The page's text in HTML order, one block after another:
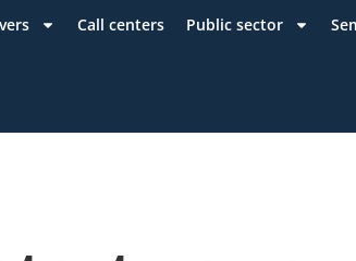
Call centers Public sector